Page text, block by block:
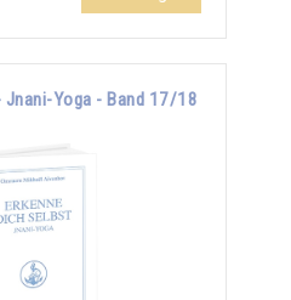
Jnani-Yoga - Band 17/18